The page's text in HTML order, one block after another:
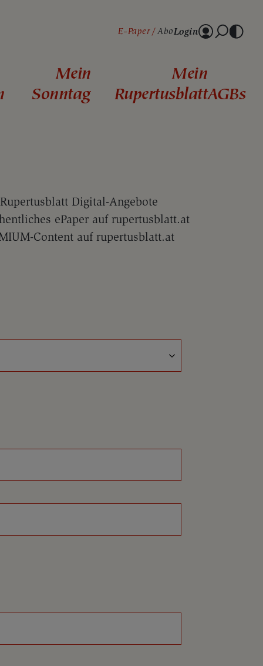
E-Paper AboLogin
Mein
Sonntag
Mein
RupertusblattAGBs
Digital-Angebote
ePaper auf rupertusblatt.at
Content auf rupertusblatt.at